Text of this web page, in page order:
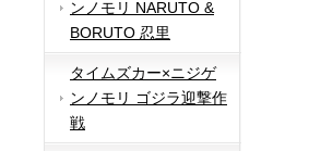
ンノモリ NARUTO &
BORUTO 忍里
タイムズカー×ニジゲ
ンノモリ ゴジラ迎撃作
戦